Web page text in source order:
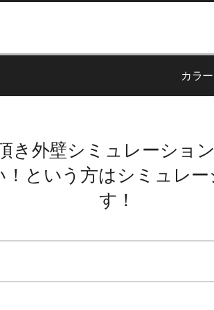
カラ
外壁シミュレーショ
という方はシミュレ
す！